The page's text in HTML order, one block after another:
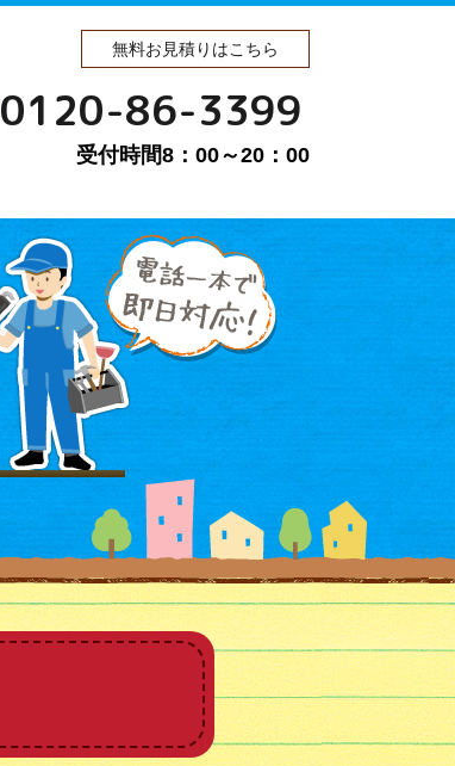
無料お見積りはこちら
0120-86-3399
受付時間8：00～20：00